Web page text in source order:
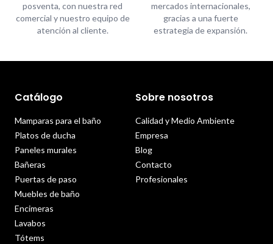
posventa, con nuestra red
comercial y nuestro equipo de
atención al cliente.
mercados internacionales,
gracias a una fuerte
estrategia de expansión.
Catálogo
Mamparas para el baño
Platos de ducha
Paneles murales
Bañeras
Puertas de paso
Muebles de baño
Encimeras
Lavabos
Tótems
Sobre nosotros
Calidad y Medio Ambiente
Empresa
Blog
Contacto
Profesionales